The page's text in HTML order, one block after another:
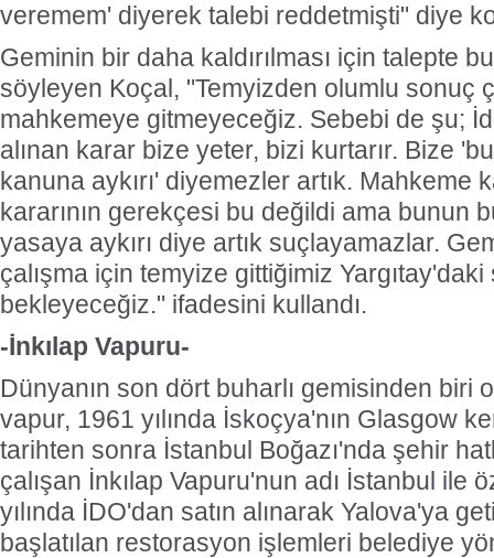
veremem' diyerek talebi reddetmişti" diye
Geminin bir daha kaldırılması için talepte
söyleyen Koçal, "Temyizden olumlu sonuç
mahkemeye gitmeyeceğiz. Sebebi de şu;
alınan karar bize yeter, bizi kurtarır. Bize
kanuna aykırı' diyemezler artık. Mahkeme
kararının gerekçesi bu değildi ama bunun
yasaya aykırı diye artık suçlayamazlar.
çalışma için temyize gittiğimiz
bekleyeceğiz." ifadesini kullandı.
-İnkılap Vapuru-
Dünyanın son dört buharlı gemisinden biri
vapur, 1961 yılında İskoçya'nın Glasgow
tarihten sonra İstanbul Boğazı'nda şehir
çalışan İnkılap Vapuru'nun adı İstanbul ile
yılında İDO'dan satın alınarak Yalova'ya
başlatılan restorasyon işlemleri belediye